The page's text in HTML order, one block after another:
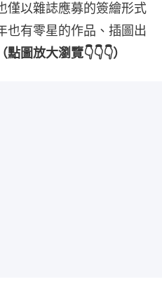
僅以雜誌應募的簽繪形式
也有零星的作品、插圖出
（點圖放大瀏覽👇👇👇）